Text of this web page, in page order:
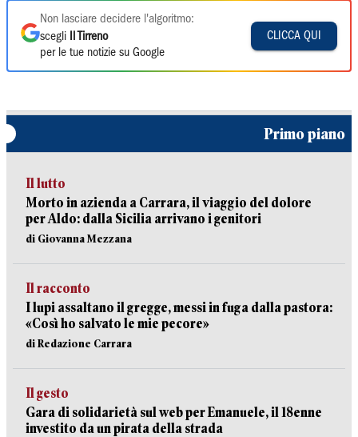
Non lasciare decidere l'algoritmo:
scegli
Il Tirreno
per le tue notizie su Google
CLICCA QUI
Primo piano
Il lutto
Morto in azienda a Carrara, il viaggio del dolore
per Aldo: dalla Sicilia arrivano i genitori
di Giovanna Mezzana
Il racconto
I lupi assaltano il gregge, messi in fuga dalla pastora:
«Così ho salvato le mie pecore»
di Redazione Carrara
Il gesto
Gara di solidarietà sul web per Emanuele, il 18enne
investito da un pirata della strada